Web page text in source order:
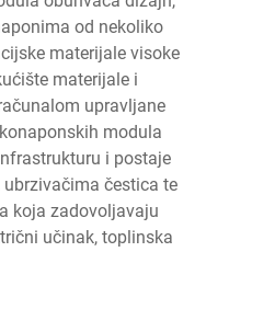
od nekoliko
materijale visoke
materijale i
upravljane
modula
i postaje
čestica te
koja zadovoljavaju
učinak, toplinska